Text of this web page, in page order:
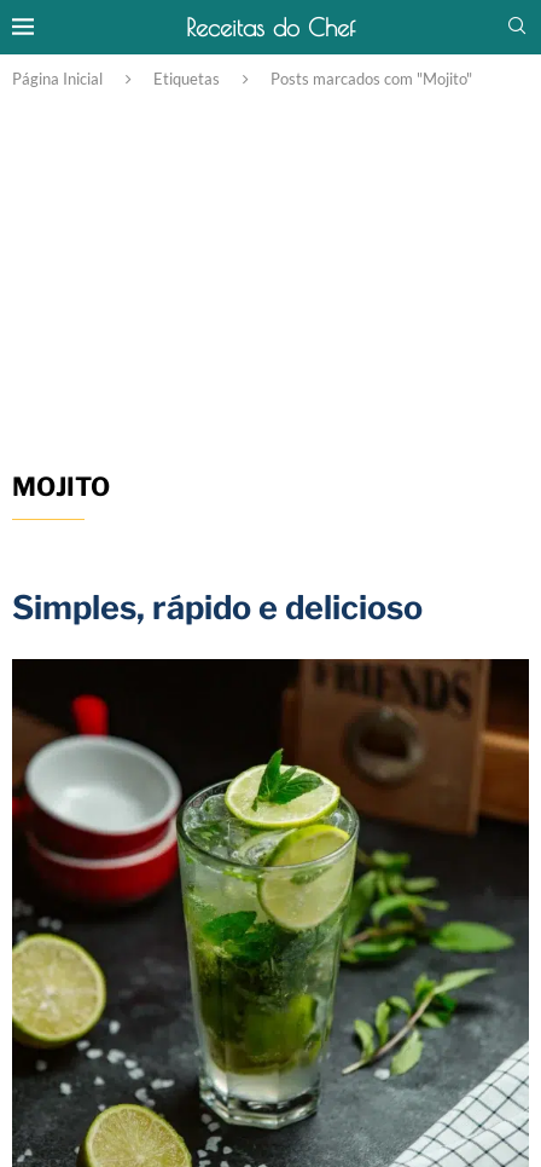
Receitas do Chef
Página Inicial Etiquetas Posts marcados com "Mojito"
MOJITO
Simples, rápido e delicioso